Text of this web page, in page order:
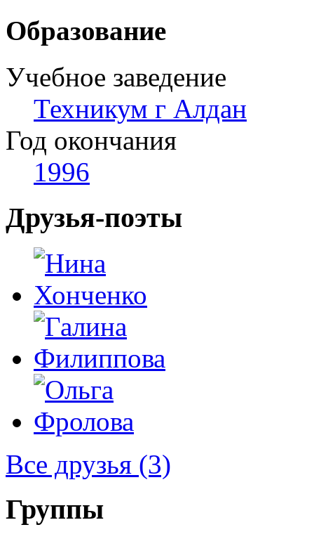
Образование
Учебное заведение
Техникум г Алдан
Год окончания
1996
Друзья-поэты
Все друзья (3)
Группы